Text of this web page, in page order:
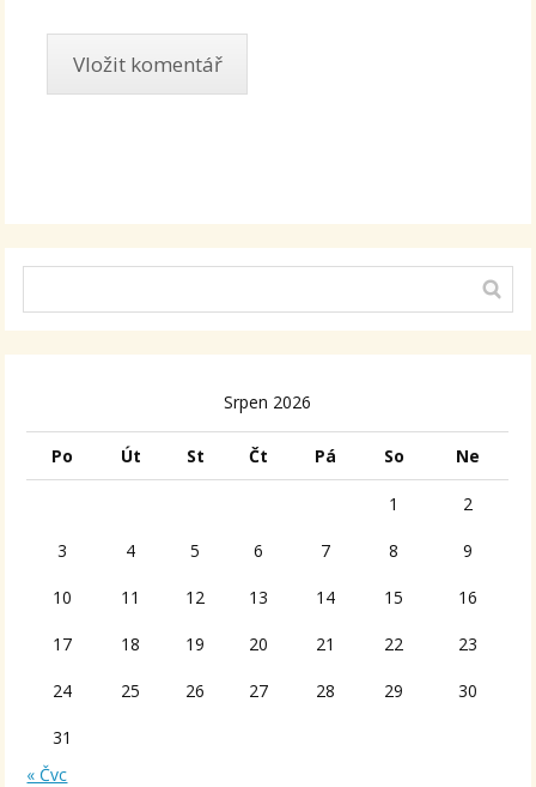
Srpen 2026
Po Út St Čt Pá So Ne
1 2
3 4 5 6 7 8 9
10 11 12 13 14 15 16
17 18 19 20 21 22 23
24 25 26 27 28 29 30
31
« Čvc